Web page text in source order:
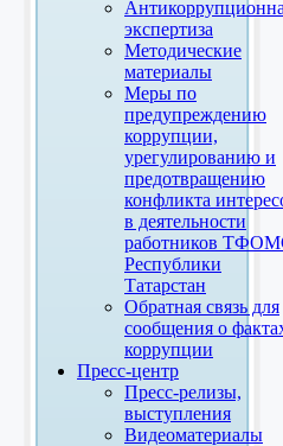
экспертиза
Методические
материалы
Меры по
предупреждению
коррупции,
урегулированию и
предотвращению
конфликта
в деятельности
работников
Республики
Татарстан
Обратная связь для
сообщения о
коррупции
Пресс-центр
Пресс-релизы,
выступления
Видеоматериалы